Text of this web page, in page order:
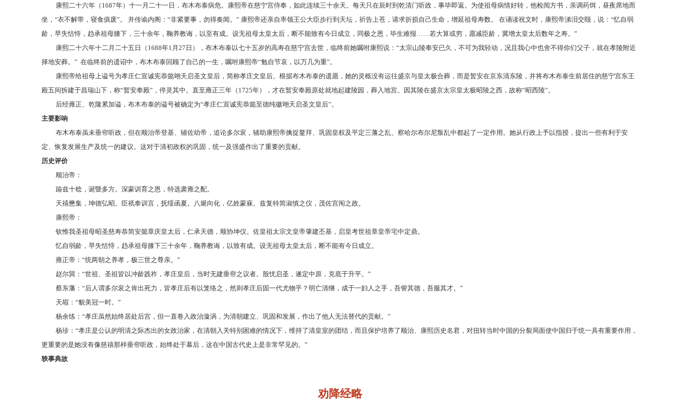
康熙二十六年（ 1687年）十一月二十一日，布木布泰病危。康熙帝在慈宁宫侍奉，如此连续三十余天。每天只在辰时到乾清门听政，事毕即返。为使祖母病情好转，他检阅方书，亲调药饵，昼夜席地而
坐，“衣不解带，寝食俱废”。 并传谕内阁：“非紧要事，勿得奏闻。” 康熙帝还亲自率领王公大臣步行到天坛，祈告上苍，请求折损自己生命，增延祖母寿数。 在诵读祝文时，康熙帝涕泪交颐，说：“忆自弱
龄，早失怙恃，趋承祖母膝下，三十余年，鞠养教诲，以至有成。设无祖母太皇太后，断不能致有今日成立，同极之恩，毕生难报……若大算或穷，愿减臣龄，冀增太皇太后数年之寿。”
康熙二十六年十二月二十五日（ 1688年1月27日），布木布泰以七十五岁的高寿在慈宁宫去世，临终前她嘱咐康熙说：“太宗山陵奉安已久，不可为我轻动，况且我心中也舍不得你们父子，就在孝陵附近
择地安葬。” 在临终前的遗诏中，布木布泰回顾了自己的一生，嘱咐康熙帝“勉自节哀，以万几为重”。
康熙帝给祖母上谥号为孝庄仁宣诚宪恭懿翊天启圣文皇后，简称孝庄文皇后。根据布木布泰的遗愿，她的灵柩没有运往盛京与皇太极合葬，而是暂安在京东清东陵，并将布木布泰生前居住的慈宁宫东王
殿五间拆建于昌瑞山下，称“暂安奉殿”，停灵其中。直至雍正三年（1725年），才在暂安奉殿原处就地起建陵园，葬入地宫。因其陵在盛京太宗皇太极昭陵之西，故称“昭西陵”。
后经雍正、乾隆累加谥，布木布泰的谥号被确定为“孝庄仁宣诚宪恭懿至德纯徽翊天启圣文皇后”。
主要影响
布木布泰虽未垂帘听政，但在顺治帝登基、辅佐幼帝，追论多尔衮，辅助康熙帝擒捉鳌拜、巩固皇权及平定三藩之乱、察哈尔布尔尼叛乱中都起了一定作用。她从行政上予以指授，提出一些有利于安
定、恢复发展生产及统一的建议。这对于清初政权的巩固，统一及强盛作出了重要的贡献。
历史评价
顺治帝：
踰兹十稔，诞暨多方。深蒙训育之恩，特选肃雍之配。
天禧懋集，坤德弘昭。臣祇奉训言，抚绥函夏。八埏向化，亿姓蒙庥。兹复特简淑慎之仪，茂佐宫闱之政。
康熙帝：
钦惟我圣祖母昭圣慈寿恭简安懿章庆皇太后，仁承天德，顺协坤仪。佐皇祖太宗文皇帝肇建丕基，启皇考世祖章皇帝宅中定鼎。
忆自弱龄，早失怙恃，趋承祖母膝下三十余年，鞠养教诲，以致有成。设无祖母太皇太后，断不能有今日成立。
雍正帝： “统两朝之养孝，极三世之尊亲。”
赵尔巽： “世祖、圣祖皆以冲龄践祚，孝庄皇后，当时无建垂帘之议者。殷忧启圣，遂定中原，克底于升平。”
蔡东藩： “后人谓多尔衮之肯出死力，皆孝庄后有以笼络之，然则孝庄后固一代尤物乎？明亡清继，成于一妇人之手，吾訾其德，吾服其才。”
天嘏： “貌美冠一时。”
杨余练： “孝庄虽然始终居处后宫，但一直卷入政治漩涡，为清朝建立、巩固和发展，作出了他人无法替代的贡献。”
杨珍： “孝庄是公认的明清之际杰出的女政治家，在清朝入关特别困难的情况下，维持了清皇室的团结，而且保护培养了顺治、康熙历史名君，对扭转当时中国的分裂局面使中国归于统一具有重要作用，
更重要的是她没有像慈禧那样垂帘听政，始终处于幕后，这在中国古代史上是非常罕见的。”
轶事典故
劝降经略